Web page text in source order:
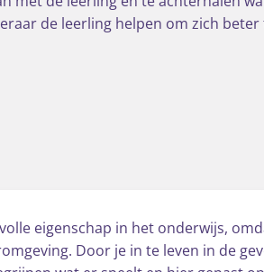
de leerling helpen om zich
eigenschap in het onderwijs,
Door je in te leven in de